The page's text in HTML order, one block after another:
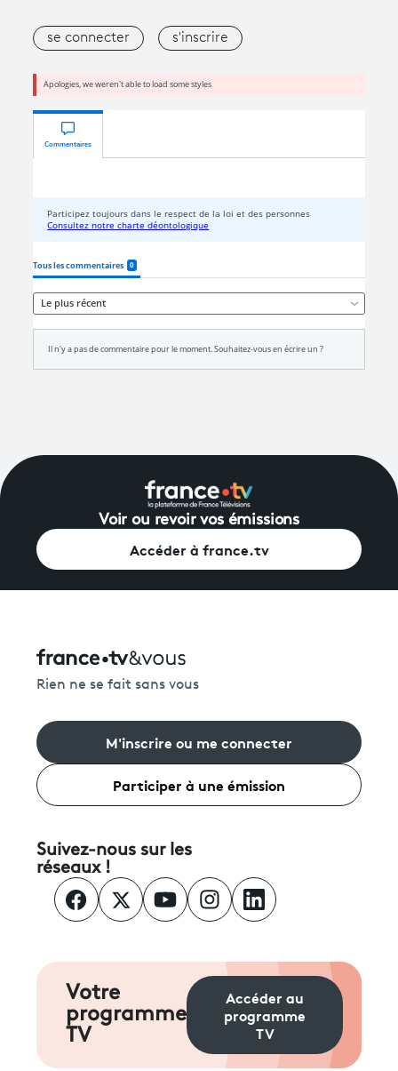
se connecter s'inscrire
Voir ou revoir vos émissions
Accéder à france.tv
Rien ne se fait sans vous
M'inscrire ou me connecter
Participer à une émission
Suivez-nous sur les
réseaux !
Votre
programme
TV
Accéder au
programme
TV